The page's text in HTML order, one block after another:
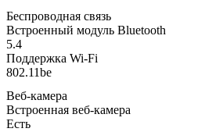
Беспроводная связь
Встроенный модуль Bluetooth
5.4
Поддержка Wi-Fi
802.11be
Веб-камера
Встроенная веб-камера
Есть